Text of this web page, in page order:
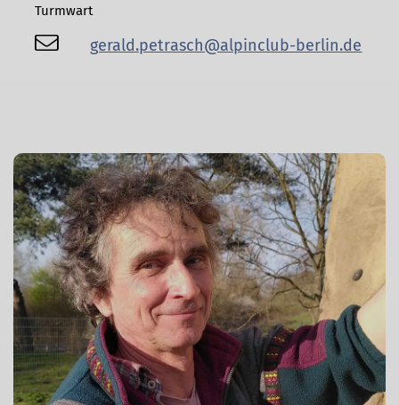
Turmwart
gerald.petrasch@alpinclub-berlin.de